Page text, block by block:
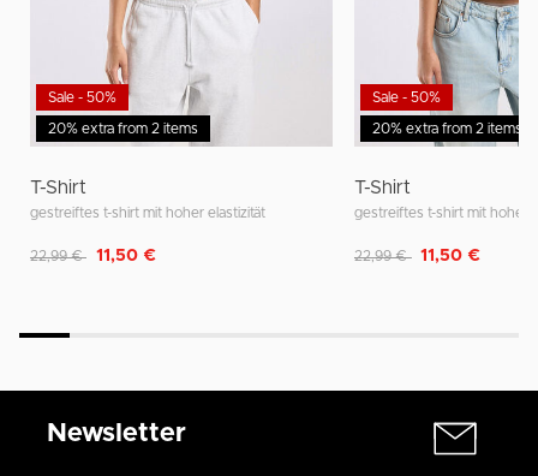
20% extra from 2 items
Sale - 50%
T-Shirt
gestreiftes t-shirt mit hoher elastizität
Reduziert von
22,99 € auf
11,50 €
20% extra from 2 items
Sale - 50%
T-Shirt
gestreiftes t-shirt mit hoher
Reduziert von
22,99 € auf
11,50 €
Newsletter